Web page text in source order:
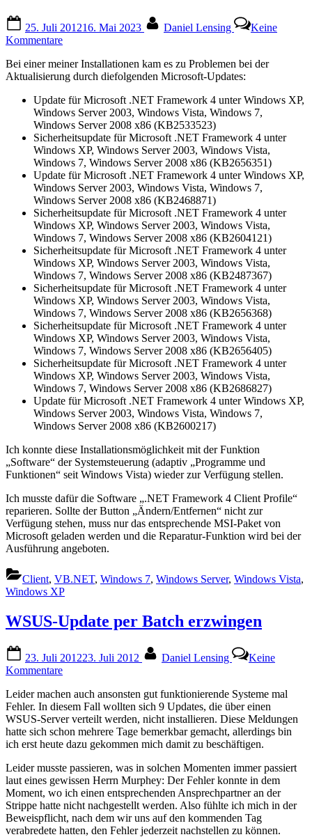
on
25. Juli 201216. Mai 2023 Daniel Lensing
Keine
Kommentarezu
bei
.NET
4-
Updates
Bei einer meiner Installationen kam es zu Problemen bei der
Aktualisierung durch diefolgenden Microsoft-Updates:
Update für Microsoft .NET Framework 4 unter Windows XP,
Windows Server 2003, Windows Vista, Windows 7,
Windows Server 2008 x86 (KB2533523)
Sicherheitsupdate für Microsoft .NET Framework 4 unter
Windows XP, Windows Server 2003, Windows Vista,
Windows 7, Windows Server 2008 x86 (KB2656351)
Update für Microsoft .NET Framework 4 unter Windows XP,
Windows Server 2003, Windows Vista, Windows 7,
Windows Server 2008 x86 (KB2468871)
Sicherheitsupdate für Microsoft .NET Framework 4 unter
Windows XP, Windows Server 2003, Windows Vista,
Windows 7, Windows Server 2008 x86 (KB2604121)
Sicherheitsupdate für Microsoft .NET Framework 4 unter
Windows XP, Windows Server 2003, Windows Vista,
Windows 7, Windows Server 2008 x86 (KB2487367)
Sicherheitsupdate für Microsoft .NET Framework 4 unter
Windows XP, Windows Server 2003, Windows Vista,
Windows 7, Windows Server 2008 x86 (KB2656368)
Sicherheitsupdate für Microsoft .NET Framework 4 unter
Windows XP, Windows Server 2003, Windows Vista,
Windows 7, Windows Server 2008 x86 (KB2656405)
Sicherheitsupdate für Microsoft .NET Framework 4 unter
Windows XP, Windows Server 2003, Windows Vista,
Windows 7, Windows Server 2008 x86 (KB2686827)
Update für Microsoft .NET Framework 4 unter Windows XP,
Windows Server 2003, Windows Vista, Windows 7,
Windows Server 2008 x86 (KB2600217)
Ich konnte diese Installationsmöglichkeit mit der Funktion
„Software“ der Systemsteuerung (adaptiv „Programme und
Funktionen“ seit Windows Vista) wieder zur Verfügung stellen.
Ich musste dafür die Software „.NET Framework 4 Client Profile“
reparieren. Sollte der Button „Ändern/Entfernen“ nicht zur
Verfügung stehen, muss nur das entsprechende MSI-Paket von
Microsoft geladen werden und die Reparatur-Funktion wird bei der
Ausführung angeboten.
Client, VB.NET, Windows 7, Windows Server, Windows Vista,
Windows XP
WSUS-Update per Batch erzwingen
on
23. Juli 201223. Juli 2012 Daniel Lensing
Keine
Kommentarezu
Update
per
Batch
erzwingen
Leider machen auch ansonsten gut funktionierende Systeme mal
Fehler. In diesem Fall wollten sich 9 Updates, die über einen
WSUS-Server verteilt werden, nicht installieren. Diese Meldungen
hatte sich schon mehrere Tage bemerkbar gemacht, allerdings bin
ich erst heute dazu gekommen mich damit zu beschäftigen.
Leider musste passieren, was in solchen Momenten immer passiert
laut eines gewissen Herrn Murphey: Der Fehler konnte in dem
Moment, wo ich einen entsprechenden Ansprechpartner an der
Strippe hatte nicht nachgestellt werden. Also fühlte ich mich in der
Beweispflicht, nach dem wir uns auf den kommenden Tag
verabredete hatten, den Fehler jederzeit nachstellen zu können.